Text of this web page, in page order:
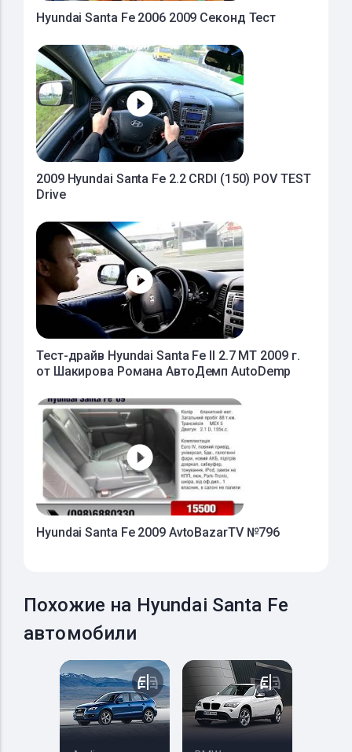
Hyundai Santa Fe 2006 2009 Секонд Тест
2009 Hyundai Santa Fe 2.2 CRDI (150) POV TEST
Drive
Тест-драйв Hyundai Santa Fe II 2.7 МТ 2009 г.
от Шакирова Романа АвтоДемп AutoDemp
Hyundai Santa Fe 2009 AvtoBazarTV №796
Похожие на Hyundai Santa Fe
автомобили